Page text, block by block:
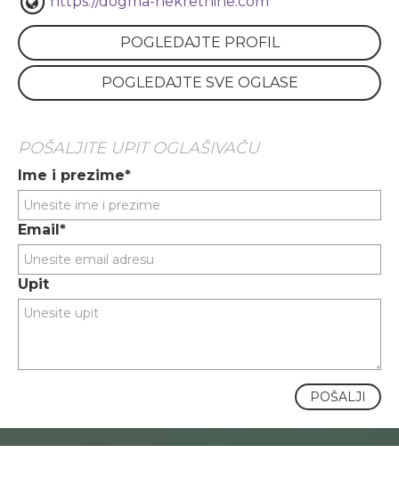
POGLEDAJTE PROFIL
POGLEDAJTE SVE OGLASE
POŠALJITE UPIT OGLAŠIVAČU
Ime i prezime*
Email*
Upit
POŠALJI